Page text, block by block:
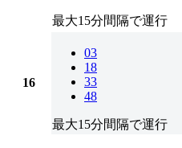
最大15分間隔で運行
16
03
18
33
48
最大15分間隔で運行